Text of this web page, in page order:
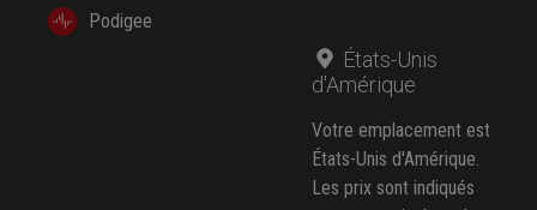
Podigee
États-Unis
d'Amérique
Votre emplacement est
États-Unis d'Amérique.
Les prix sont indiqués